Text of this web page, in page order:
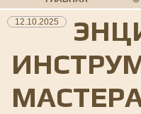
12.10.2025